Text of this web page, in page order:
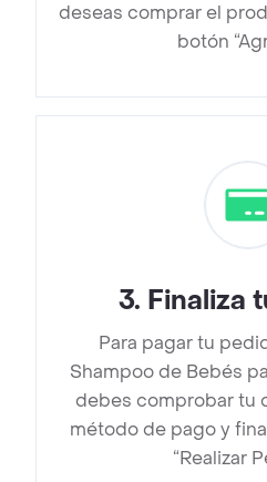
deseas comprar el
botón
3. Finaliza
Para pagar tu
Shampoo de Bebés
debes comprobar tu
método de pago y
“Realizar